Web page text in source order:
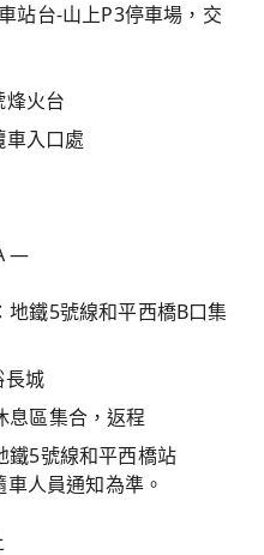
站台-山上P3停車場，交
烽火台
入口處
—
鐵5號線和平西橋B口集
長城
區集合，返程
5號線和平西橋站
人員通知為準。